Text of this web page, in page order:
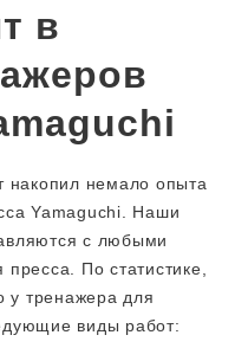
в
накопил немало опыта
Yamaguchi. Наши
с любыми
По статистике,
у тренажера для
виды работ: